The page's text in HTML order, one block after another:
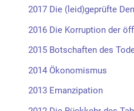
2017 Die (leid)geprüfte
2016 Die Korruption der
2015 Botschaften des
2014 Ökonomismus
2013 Emanzipation